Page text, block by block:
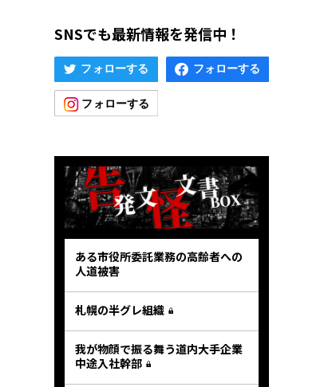
SNSでも最新情報を発信中！
ある市役所委託業務の高齢者への
人道被害
札幌の半グレ組織
我が物顔で振る舞う道内大手企業
中途入社幹部